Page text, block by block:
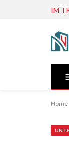
IM
Home